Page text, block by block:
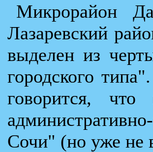
Микрорайон
Лазаревский
выделен из
городского
говорится,
Сочи" (но уже не